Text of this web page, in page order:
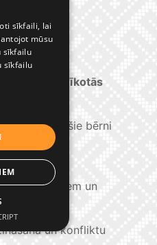
pārvaldes rīkotās
Kādi ir īpašie bērni
ar bērniem un
un konfliktu
sīkfaili, lai
mūsu
sīkfailu
sīkfailu